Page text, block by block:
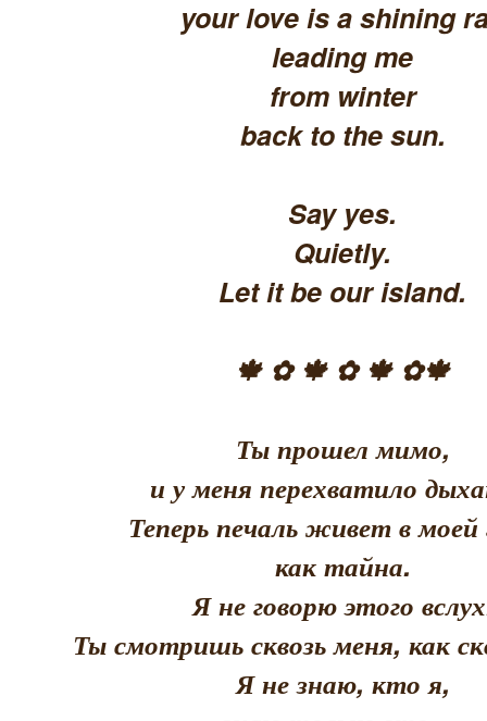
your love is a shining
leading me
from winter
back to the sun.
Say yes.
Quietly.
Let it be our island.
🍁 ✿ 🍁 ✿ 🍁 ✿🍁
Ты прошел мимо,
и у меня перехватило
Теперь печаль живет в моей
как тайна.
Я не говорю этого
Ты смотришь сквозь меня, как
Я не знаю, кто я,